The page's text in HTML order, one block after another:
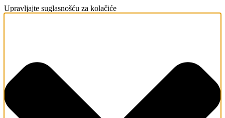
Upravljajte suglasnošću za kolačiće